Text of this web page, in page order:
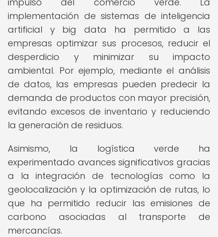
implementación de sistemas de inteligencia
artificial y big data ha permitido a las
empresas optimizar sus procesos, reducir el
desperdicio y minimizar su impacto
ambiental. Por ejemplo, mediante el análisis
de datos, las empresas pueden predecir la
demanda de productos con mayor precisión,
evitando excesos de inventario y reduciendo
la generación de residuos.
Asimismo, la logística verde ha
experimentado avances significativos gracias
a la integración de tecnologías como la
geolocalización y la optimización de rutas, lo
que ha permitido reducir las emisiones de
carbono asociadas al transporte de
mercancías.